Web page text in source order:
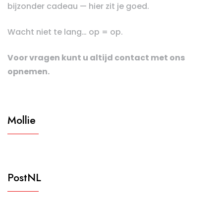
bijzonder cadeau — hier zit je goed.
Wacht niet te lang… op = op.
Voor vragen kunt u altijd contact met ons
opnemen.
Mollie
PostNL